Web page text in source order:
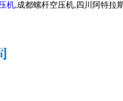
机,成都螺杆空压机,四川阿特拉